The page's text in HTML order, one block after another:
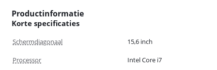
Productinformatie
Korte specificaties
Schermdiagonaal 15,6 inch
Processor Intel Core i7